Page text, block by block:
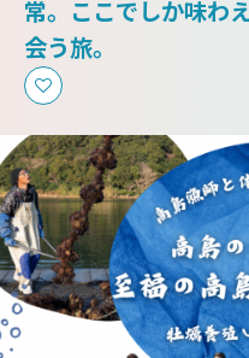
常。ここでしか味わ
会う旅。